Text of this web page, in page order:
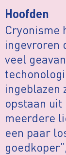
Hoofden
Cryonisme
ingevroren
veel
ingeblazen
opstaan uit
meerdere
een paar